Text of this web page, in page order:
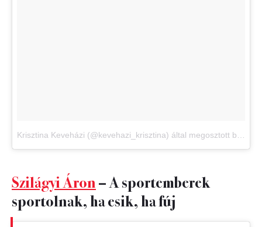
Krisztina Keveházi (@kevehazi_krisztina) által megosztott bejegyzés
Szilágyi Áron– A sportemberek
sportolnak, ha esik, ha fúj